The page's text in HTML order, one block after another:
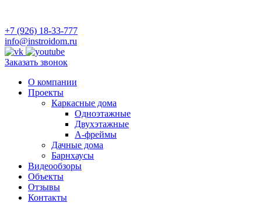
+7 (926) 18-33-777
info@instroidom.ru
Заказать звонок
О компании
Проекты
Каркасные дома
Одноэтажные
Двухэтажные
А-фреймы
Дачные дома
Барнхаусы
Видеообзоры
Объекты
Отзывы
Контакты